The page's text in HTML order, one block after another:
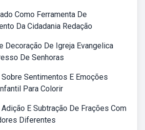
Como Ferramenta De
Da Cidadania Redação
Decoração De Igreja Evangelica
De Senhoras
Sentimentos E Emoções
Para Colorir
E Subtração De Frações Com
Diferentes